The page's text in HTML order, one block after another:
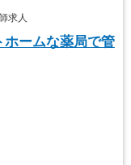
求人
ホームな薬局で管